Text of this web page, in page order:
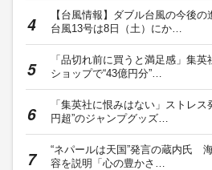
【台風情報】ダブル台風の今後
台風13号は8日（土）にか…
「品切れ前に買うと満足感」集英
ショップで“43億円分”…
「集英社に恨みはない」ストレス
円超”のジャンプグッズ…
“ネパールは天国”発言の蔵内氏
容を説明「心の豊かさ…